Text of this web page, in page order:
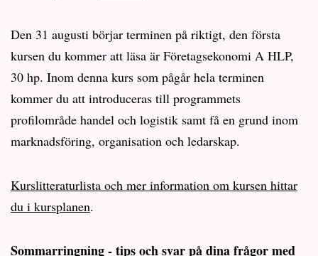
Den 31 augusti börjar terminen på riktigt, den första
kursen du kommer att läsa är Företagsekonomi A HLP,
30 hp. Inom denna kurs som pågår hela terminen
kommer du att introduceras till programmets
profilområde handel och logistik samt få en grund inom
marknadsföring, organisation och ledarskap.
Kurslitteraturlista och mer information om kursen hittar
du i kursplanen.
Sommarringning - tips och svar på dina frågor med